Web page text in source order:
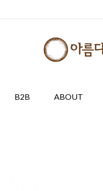
B2B ABOUT